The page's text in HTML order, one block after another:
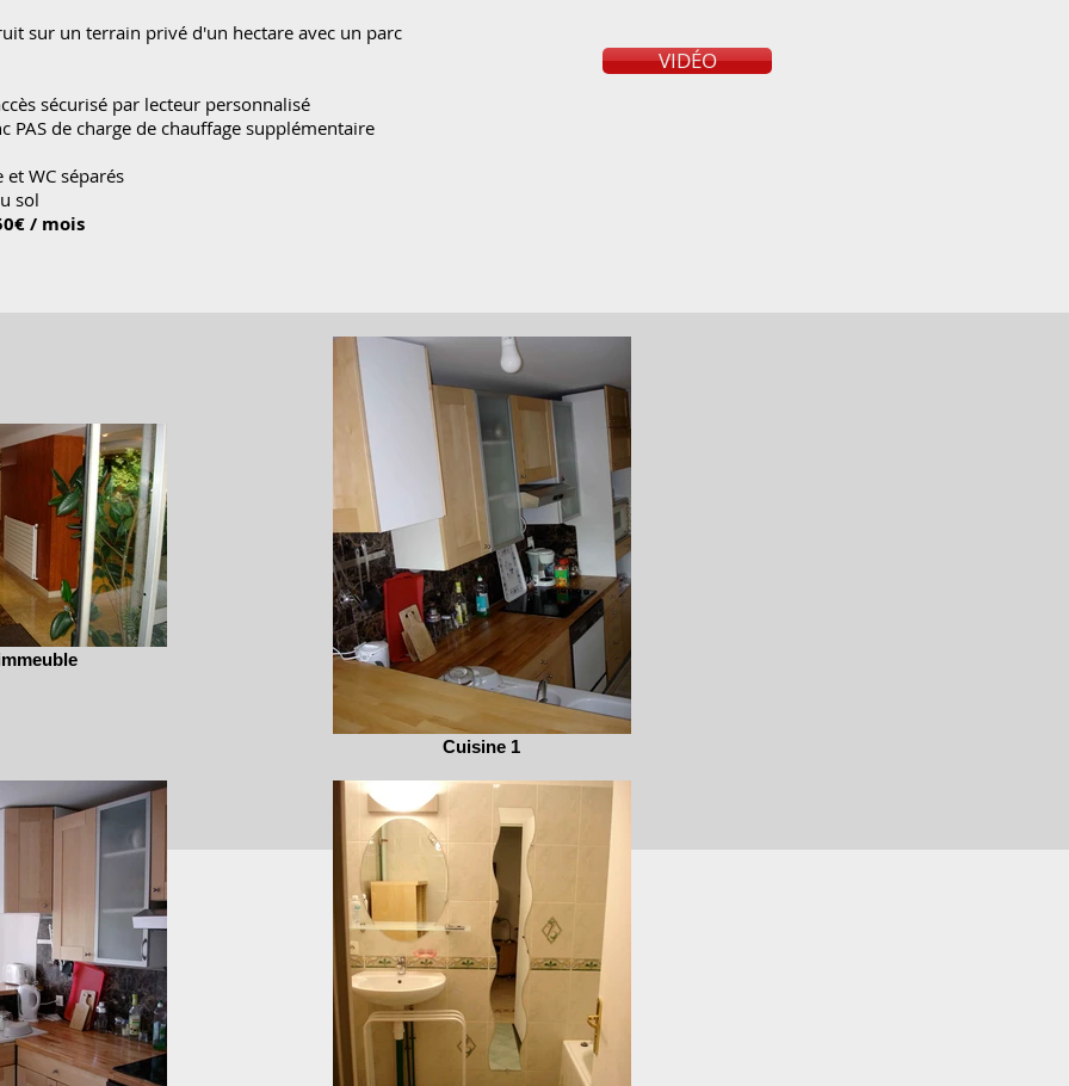
sur un terrain privé d'un hectare avec un parc
sécurisé par lecteur personnalisé
PAS de charge de chauffage supplémentaire
WC séparés
sol
/ mois
VIDÉO
Cuisine 1